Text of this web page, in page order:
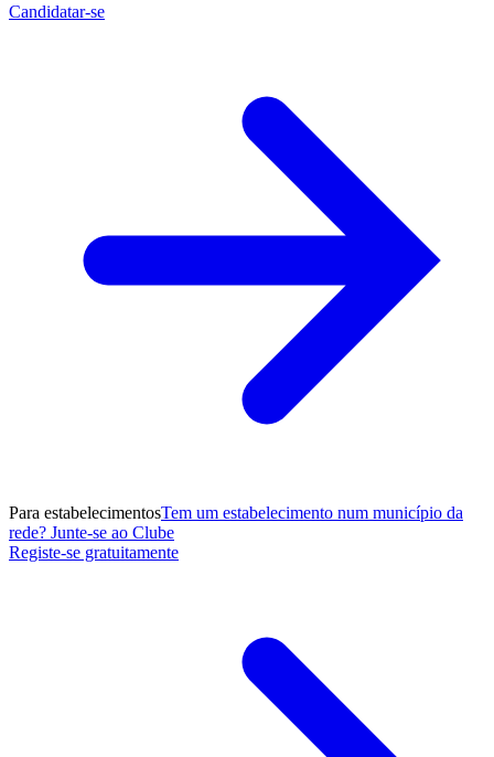
Candidatar-se
Para estabelecimentosTem um estabelecimento num município da
rede? Junte-se ao Clube
Registe-se gratuitamente